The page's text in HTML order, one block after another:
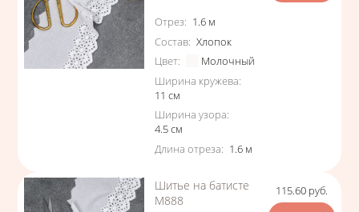
Характеристики
Отрез: 1.6 м
Состав: Хлопок
Цвет:
Молочный
Ширина кружева:
11 см
Ширина узора:
4.5см
Длина отреза: 1.6 м
Шитье на батисте
М888
Цена
115.60 руб.